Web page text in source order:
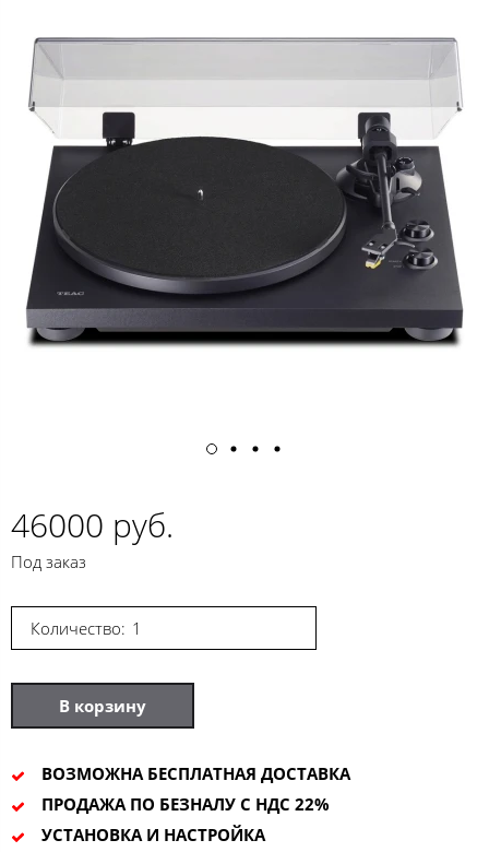
46000 руб.
Под заказ
Количество:
В корзину
ВОЗМОЖНА БЕСПЛАТНАЯ ДОСТАВКА
ПРОДАЖА ПО БЕЗНАЛУ С НДС 22%
УСТАНОВКА И НАСТРОЙКА